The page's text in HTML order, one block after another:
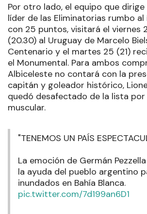
Por otro lado, el equipo que dirige
líder de las Eliminatorias rumbo al
con 25 puntos, visitará el viernes
(20.30) al Uruguay de Marcelo
Centenario y el martes 25 (21)
el Monumental. Para ambos
Albiceleste no contará con la
capitán y goleador histórico,
quedó desafectado de la lista por
muscular.
"TENEMOS UN PAÍS
La emoción de Germán
la ayuda del pueblo argentino
inundados en Bahía Blanca.
pic.twitter.com/7d199an6D1